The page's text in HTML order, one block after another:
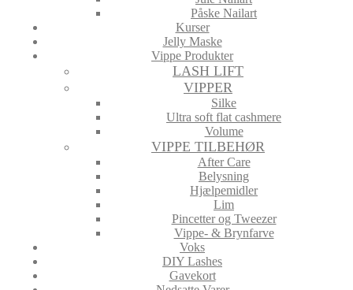
Påske Nailart
Kurser
Jelly Maske
Vippe Produkter
LASH LIFT
VIPPER
Silke
Ultra soft flat cashmere
Volume
VIPPE TILBEHØR
After Care
Belysning
Hjælpemidler
Lim
Pincetter og Tweezer
Vippe- & Brynfarve
Voks
DIY Lashes
Gavekort